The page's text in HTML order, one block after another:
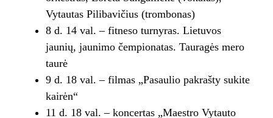
Vytautas Pilibavičius (trombonas)
8 d. 14 val. – fitneso turnyras. Lietuvos
jaunių, jaunimo čempionatas. Tauragės mero
taurė
9 d. 18 val. – filmas „Pasaulio pakrašty sukite
kairėn“
11 d. 18 val. – koncertas „Maestro Vytauto